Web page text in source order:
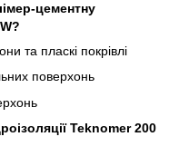
цементну
та пласкі покрівлі
поверхонь
Teknomer 200